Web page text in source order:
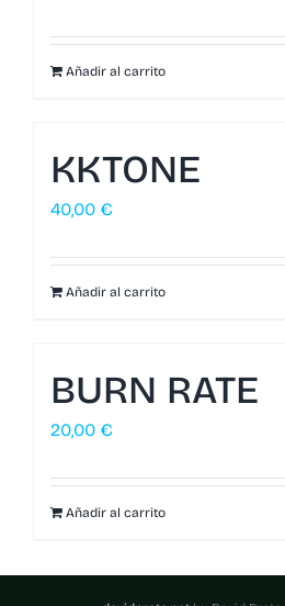
Añadir al carrito
KKTONE
40,00 €
Añadir al carrito
BURN RATE
20,00 €
Añadir al carrito